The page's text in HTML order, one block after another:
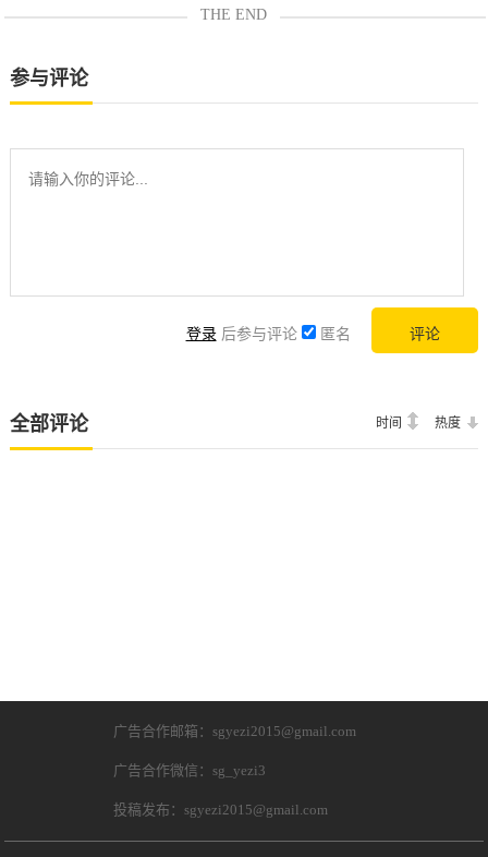
THE END
参与评论
登录 后参与评论 匿名
全部评论 时间 热度
广告合作邮箱：sgyezi2015@gmail.com
广告合作微信：sg_yezi3
投稿发布：sgyezi2015@gmail.com